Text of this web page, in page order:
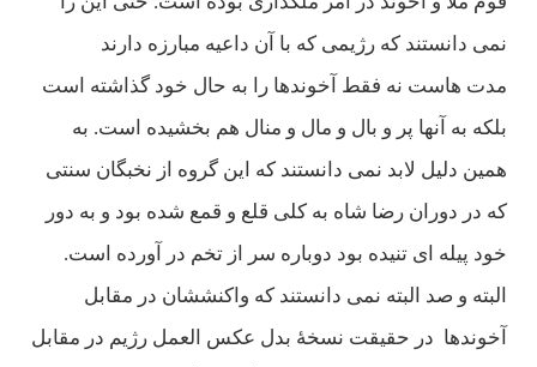
نمی دانستند كه رژيمی كه با آن داعيه مبارزه دارند
مدت هاست نه فقط آخوندها را به حال خود گذاشته است
بلكه به آنها پر و بال و مال و منال هم بخشيده است. به
همين دليل لابد نمی دانستند كه اين گروه از نخبگان سنتی
كه در دوران رضا شاه به كلی قلع و قمع شده بود و به دور
خود پيله ای تنيده بود دوباره سر از تخم در آورده است.
البته و صد البته نمی دانستند كه واكنششان در مقابل
آخوندها در حقيقت نسخۀ بدل عكس العمل رژيم در مقابل